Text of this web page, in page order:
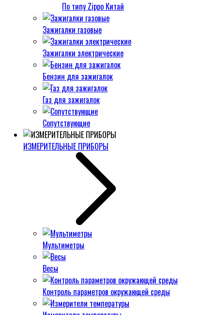
По типу Zippo Китай
Зажигалки газовые
Зажигалки электрические
Бензин для зажигалок
Газ для зажигалок
Сопутствующие
ИЗМЕРИТЕЛЬНЫЕ ПРИБОРЫ
Мультиметры
Весы
Контроль параметров окружающей среды